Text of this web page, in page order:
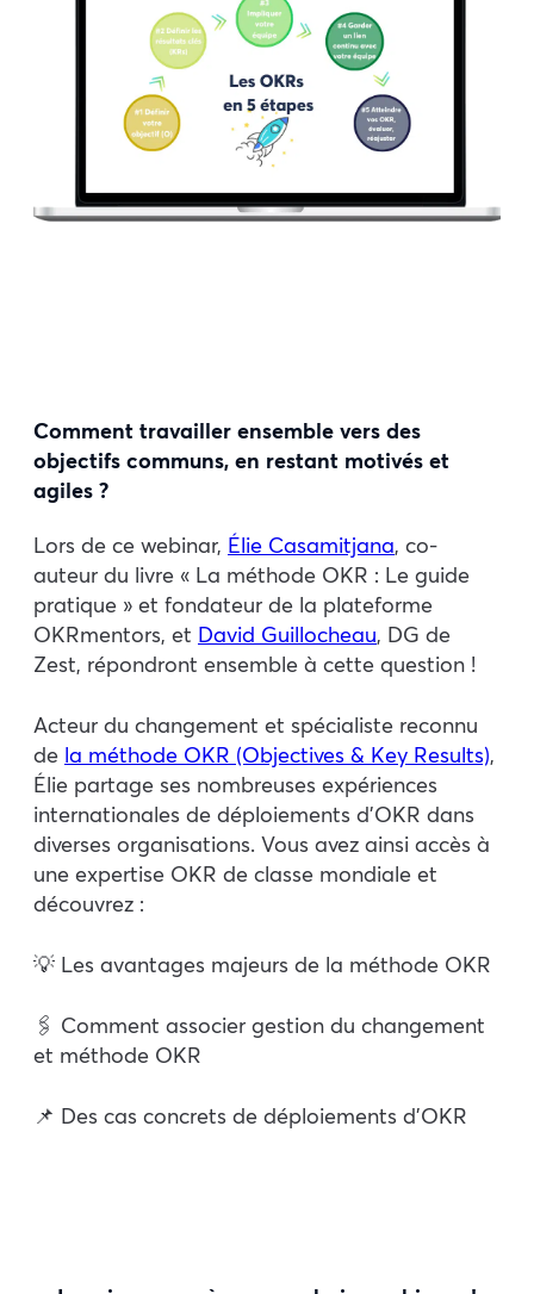
Comment travailler ensemble vers des
objectifs communs, en restant motivés et
agiles ?
Lors de ce webinar, Élie Casamitjana, co-
auteur du livre « La méthode OKR : Le guide
pratique » et fondateur de la plateforme
OKRmentors, et David Guillocheau, DG de
Zest, répondront ensemble à cette question !
Acteur du changement et spécialiste reconnu
de la méthode OKR (Objectives & Key Results),
Élie partage ses nombreuses expériences
internationales de déploiements d’OKR dans
diverses organisations. Vous avez ainsi accès à
une expertise OKR de classe mondiale et
découvrez :
💡 Les avantages majeurs de la méthode OKR
🖇️ Comment associer gestion du changement
et méthode OKR
📌 Des cas concrets de déploiements d’OKR